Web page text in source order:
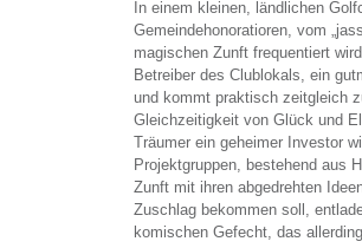
In einem kleinen, ländlichen
Gemeindehonoratioren, vom
magischen Zunft frequentiert
Betreiber des Clublokals, ein
und kommt praktisch zeitgleich
Gleichzeitigkeit von Glück und
Träumer ein geheimer Investor
Projektgruppen, bestehend aus
Zunft mit ihren abgedrehten
Zuschlag bekommen soll,
komischen Gefecht, das